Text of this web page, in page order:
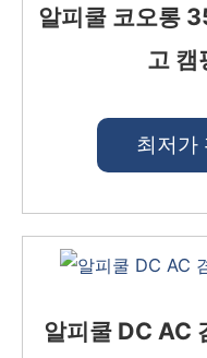
알피쿨 코오롱
고 캠
최저가
알피쿨 DC AC